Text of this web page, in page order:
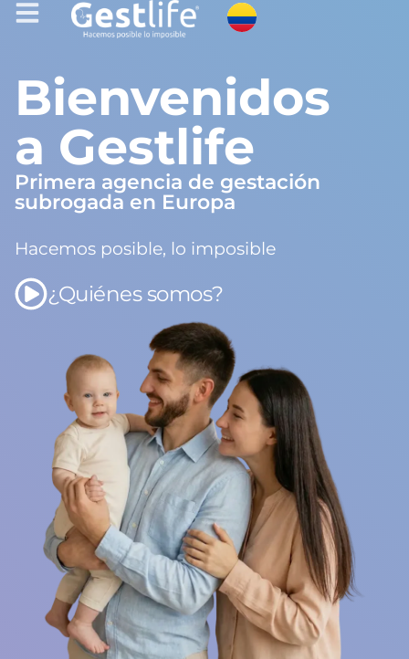
Bienvenidos
a Gestlife
Primera agencia de gestación
subrogada en Europa
Hacemos posible, lo imposible
¿Quiénes somos?